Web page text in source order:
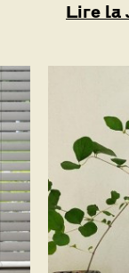
Lire la